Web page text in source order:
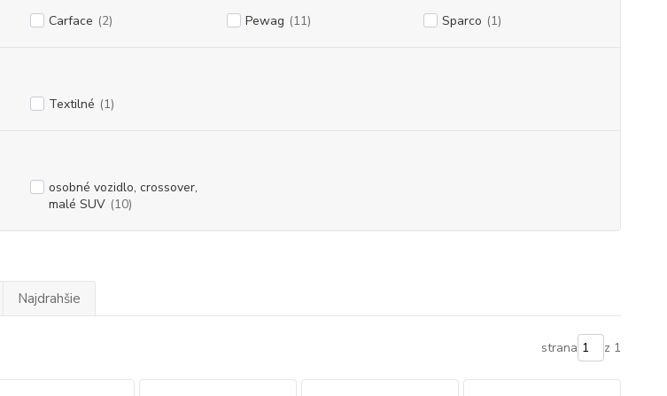
Carface (2) Pewag (11) Sparco (1)
Textilné (1)
osobné vozidlo, crossover,
malé SUV (10)
Najdrahšie
strana z 1